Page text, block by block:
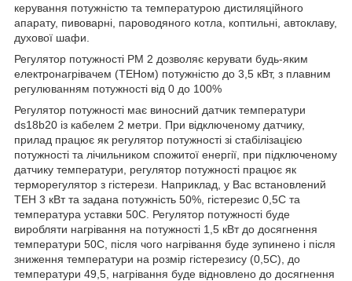
керування потужністю та температурою дистиляційного
апарату, пивоварні, пароводяного котла, коптильні, автоклаву,
духової шафи.
Регулятор потужності РМ 2 дозволяє керувати будь-яким
електронагрівачем (ТЕНом) потужністю до 3,5 кВт, з плавним
регулюванням потужності від 0 до 100%
Регулятор потужності має виносний датчик температури
ds18b20 із кабелем 2 метри. При відключеному датчику,
прилад працює як регулятор потужності зі стабілізацією
потужності та лічильником спожитої енергії, при підключеному
датчику температури, регулятор потужності працює як
терморегулятор з гістерези. Наприклад, у Вас встановлений
ТЕН 3 кВт та задана потужність 50%, гістерезис 0,5С та
температура уставки 50С. Регулятор потужності буде
виробляти нагрівання на потужності 1,5 кВт до досягнення
температури 50С, після чого нагрівання буде зупинено і після
зниження температури на розмір гістерезису (0,5С), до
температури 49,5, нагрівання буде відновлено до досягнення